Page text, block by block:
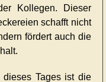
Kollegen. Dieser
schafft nicht
fördert auch die
dieses Tages ist die